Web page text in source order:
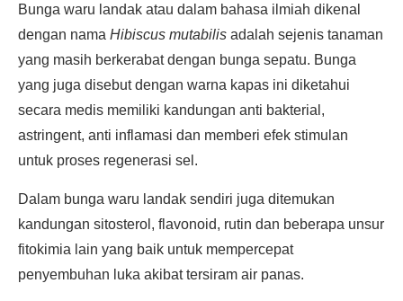
Bunga waru landak atau dalam bahasa ilmiah dikenal
dengan nama Hibiscus mutabilis adalah sejenis tanaman
yang masih berkerabat dengan bunga sepatu. Bunga
yang juga disebut dengan warna kapas ini diketahui
secara medis memiliki kandungan anti bakterial,
astringent, anti inflamasi dan memberi efek stimulan
untuk proses regenerasi sel.
Dalam bunga waru landak sendiri juga ditemukan
kandungan sitosterol, flavonoid, rutin dan beberapa unsur
fitokimia lain yang baik untuk mempercepat
penyembuhan luka akibat tersiram air panas.